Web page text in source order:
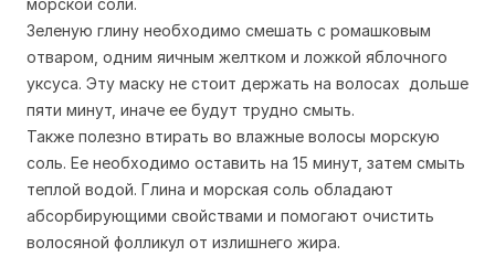
морской соли.
Зеленую глину необходимо смешать с ромашковым
отваром, одним яичным желтком и ложкой яблочного
уксуса. Эту маску не стоит держать на волосах дольше
пяти минут, иначе ее будут трудно смыть.
Также полезно втирать во влажные волосы морскую
соль. Ее необходимо оставить на 15 минут, затем смыть
теплой водой. Глина и морская соль обладают
абсорбирующими свойствами и помогают очистить
волосяной фолликул от излишнего жира.